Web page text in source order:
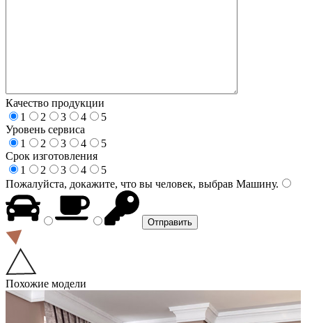
Качество продукции
1
2 3 4
5
Уровень сервиса
1
2 3 4
5
Срок изготовления
1
2 3 4
5
Пожалуйста, докажите, что вы человек, выбрав Машину.
Похожие модели